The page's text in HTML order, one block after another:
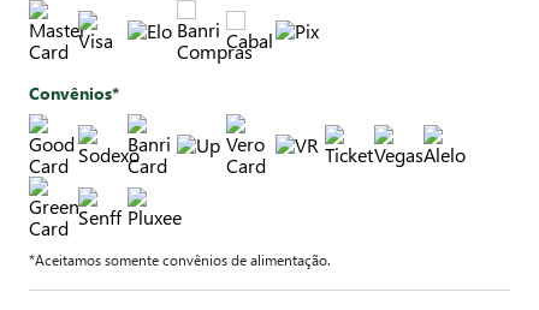
Convênios*
*Aceitamos somente convênios de alimentação.